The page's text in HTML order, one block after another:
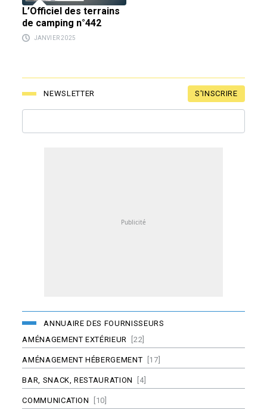
L’Officiel des terrains
de camping n°442
JANVIER 2025
NEWSLETTER S'INSCRIRE
ANNUAIRE DES FOURNISSEURS
AMÉNAGEMENT EXTÉRIEUR
[22]
AMÉNAGEMENT HÉBERGEMENT [17]
BAR, SNACK, RESTAURATION [4]
COMMUNICATION [10]